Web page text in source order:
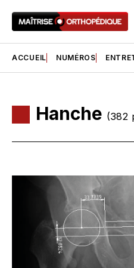
ACCUEIL NUMÉROS
Hanche (382